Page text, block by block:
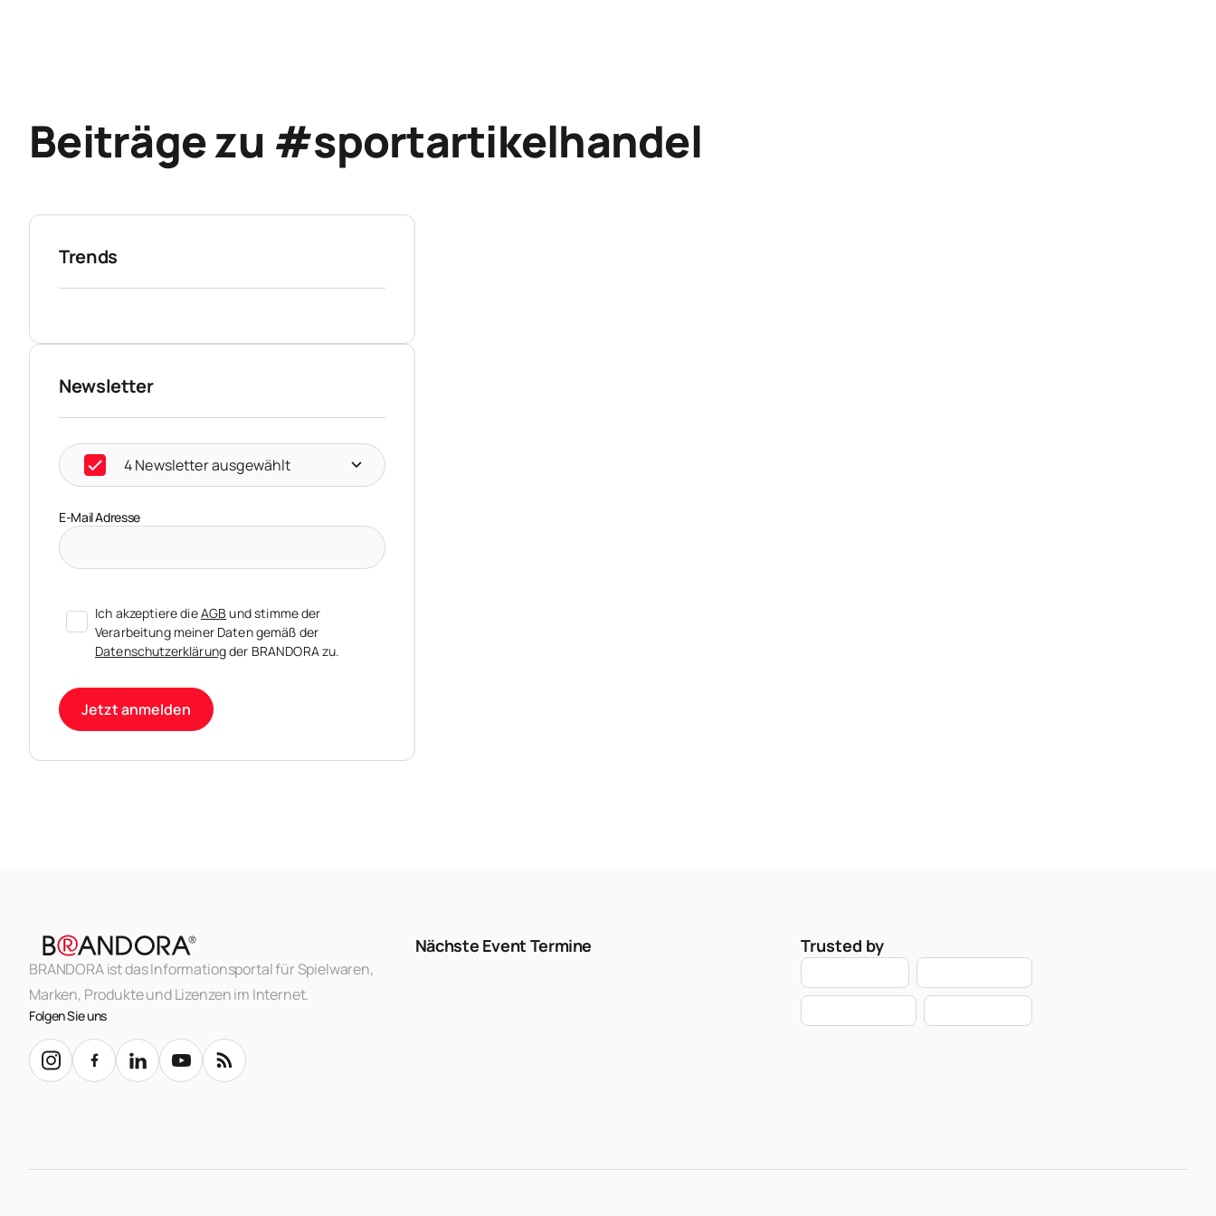
Beiträge zu #sportartikelhandel
Trends
Newsletter
4 Newsletter ausgewählt
E-Mail Adresse
Ich akzeptiere dieAGBund stimme der
Verarbeitung meiner Daten gemäß der
Datenschutzerklärungder BRANDORA zu.
Jetzt anmelden
BRANDORA ist das Informationsportal für Spielwaren,
Marken, Produkte und Lizenzen im Internet.
Folgen Sie uns
Nächste Event Termine Trusted by